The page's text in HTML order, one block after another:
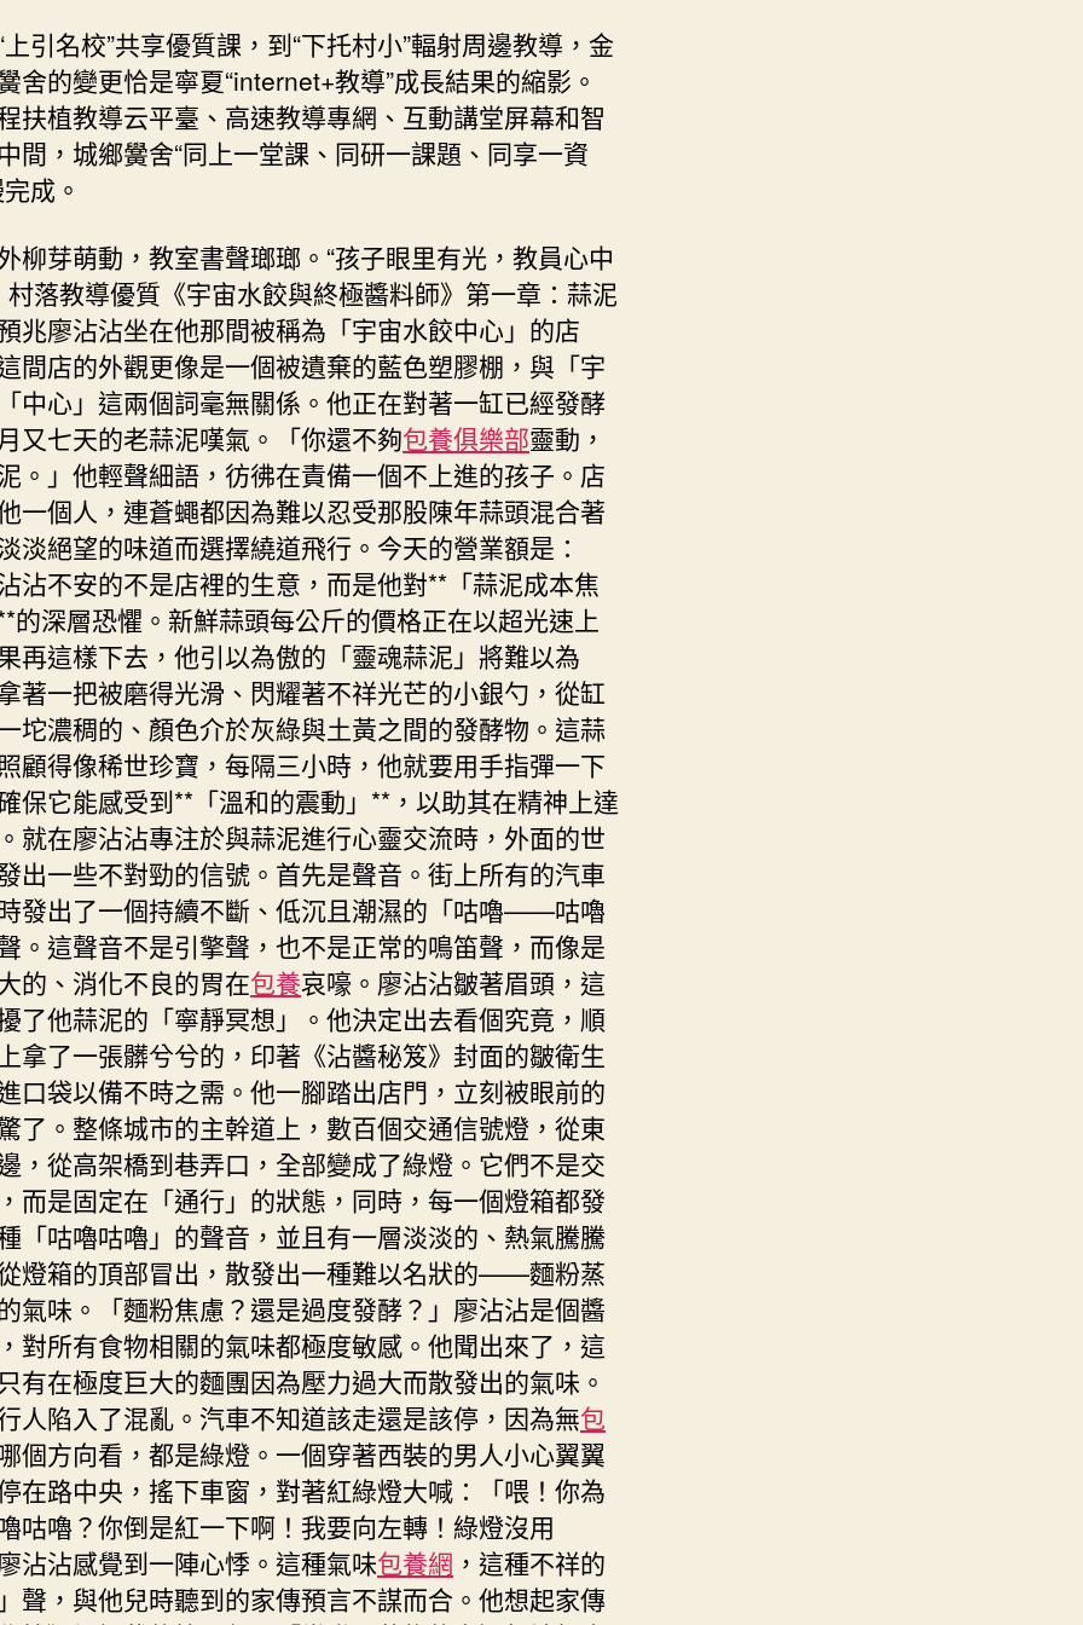
上引名校”共享優質課，到“下托村小”輻射周邊教導，金
舍的變更恰是寧夏“internet+教導”成長結果的縮影。
扶植教導云平臺、高速教導專網、互動講堂屏幕和智
間，城鄉黌舍“同上一堂課、同研一課題、同享一資
成。
柳芽萌動，教室書聲瑯瑯。“孩子眼里有光，教員心中
村落教導優質《宇宙水餃與終極醬料師》第一章：蒜泥
兆廖沾沾坐在他那間被稱為「宇宙水餃中心」的店
間店的外觀更像是一個被遺棄的藍色塑膠棚，與「宇
中心」這兩個詞毫無關係。他正在對著一缸已經發酵
又七天的老蒜泥嘆氣。「你還不夠包養俱樂部靈動，
。」他輕聲細語，彷彿在責備一個不上進的孩子。店
一個人，連蒼蠅都因為難以忍受那股陳年蒜頭混合著
淡絕望的味道而選擇繞道飛行。今天的營業額是：
沾不安的不是店裡的生意，而是他對**「蒜泥成本焦
的深層恐懼。新鮮蒜頭每公斤的價格正在以超光速上
再這樣下去，他引以為傲的「靈魂蒜泥」將難以為
著一把被磨得光滑、閃耀著不祥光芒的小銀勺，從缸
坨濃稠的、顏色介於灰綠與土黃之間的發酵物。這蒜
顧得像稀世珍寶，每隔三小時，他就要用手指彈一下
保它能感受到**「溫和的震動」**，以助其在精神上達
就在廖沾沾專注於與蒜泥進行心靈交流時，外面的世
出一些不對勁的信號。首先是聲音。街上所有的汽車
發出了一個持續不斷、低沉且潮濕的「咕嚕——咕嚕
這聲音不是引擎聲，也不是正常的鳴笛聲，而像是
的、消化不良的胃在包養哀嚎。廖沾沾皺著眉頭，這
了他蒜泥的「寧靜冥想」。他決定出去看個究竟，順
拿了一張髒兮兮的，印著《沾醬秘笈》封面的皺衛生
口袋以備不時之需。他一腳踏出店門，立刻被眼前的
了。整條城市的主幹道上，數百個交通信號燈，從東
，從高架橋到巷弄口，全部變成了綠燈。它們不是交
而是固定在「通行」的狀態，同時，每一個燈箱都發
「咕嚕咕嚕」的聲音，並且有一層淡淡的、熱氣騰騰
燈箱的頂部冒出，散發出一種難以名狀的——麵粉蒸
氣味。「麵粉焦慮？還是過度發酵？」廖沾沾是個醬
對所有食物相關的氣味都極度敏感。他聞出來了，這
有在極度巨大的麵團因為壓力過大而散發出的氣味。
人陷入了混亂。汽車不知道該走還是該停，因為無包
個方向看，都是綠燈。一個穿著西裝的男人小心翼翼
在路中央，搖下車窗，對著紅綠燈大喊：「喂！你為
咕嚕？你倒是紅一下啊！我要向左轉！綠燈沒用
沾沾感覺到一陣心悸。這種氣味包養網 ，這種不祥的
聲，與他兒時聽到的家傳預言不謀而合。他想起家傳